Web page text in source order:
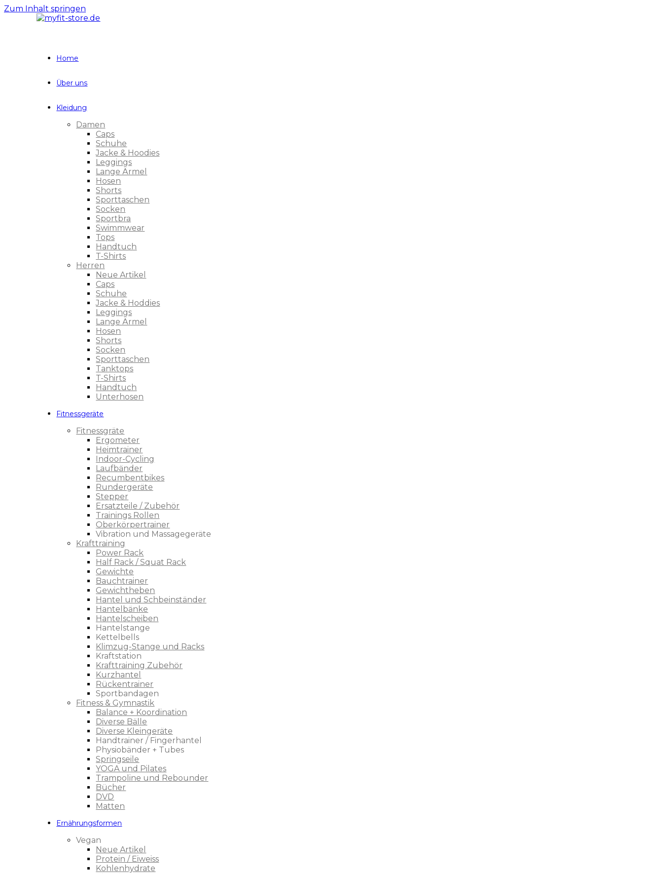
Zum Inhalt springen
Home
Über uns
Kleidung
Damen
Caps
Schuhe
Jacke & Hoodies
Leggings
Lange Ärmel
Hosen
Shorts
Sporttaschen
Socken
Sportbra
Swimmwear
Tops
Handtuch
T-Shirts
Herren
Neue Artikel
Caps
Schuhe
Jacke & Hoddies
Leggings
Lange Ärmel
Hosen
Shorts
Socken
Sporttaschen
Tanktops
T-Shirts
Handtuch
Unterhosen
Fitnessgeräte
Fitnessgräte
Ergometer
Heimtrainer
Indoor-Cycling
Laufbänder
Recumbentbikes
Rundergeräte
Stepper
Ersatzteile / Zubehör
Trainings Rollen
Oberkörpertrainer
Vibration und Massagegeräte
Krafttraining
Power Rack
Half Rack / Squat Rack
Gewichte
Bauchtrainer
Gewichtheben
Hantel und Schbeinständer
Hantelbänke
Hantelscheiben
Hantelstange
Kettelbells
Klimzug-Stange und Racks
Kraftstation
Krafttraining Zubehör
Kurzhantel
Rückentrainer
Sportbandagen
Fitness & Gymnastik
Balance + Koordination
Diverse Bälle
Diverse Kleingeräte
Handtrainer / Fingerhantel
Physiobänder + Tubes
Springseile
YOGA und Pilates
Trampoline und Rebounder
Bücher
DVD
Matten
Ernährungsformen
Vegan
Neue Artikel
Protein / Eiweiss
Kohlenhydrate